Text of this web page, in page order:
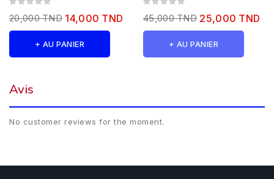
20,000 TND 14,000 TND
+ AU PANIER
45,000 TND 25,000 TND
+ AU PANIER
Avis
No customer reviews for the moment.